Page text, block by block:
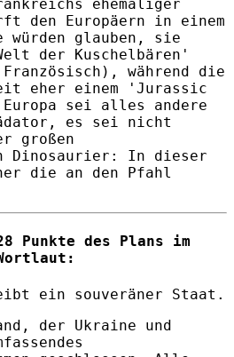
ehemaliger
den Europäern in einem
würden glauben, sie
der Kuschelbären'
während die
eher einem 'Jurassic
sei alles andere
es sei nicht
großen
Dinosaurier: In dieser
die an den Pfahl
Punkte des Plans im
ein souveräner Staat.
der Ukraine und